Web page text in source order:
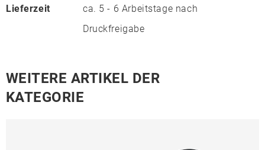
Lieferzeit
ca. 5 - 6 Arbeitstage nach
Druckfreigabe
WEITERE ARTIKEL DER
KATEGORIE